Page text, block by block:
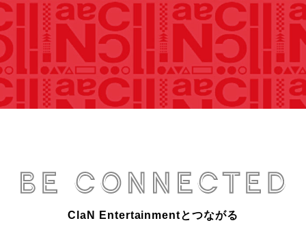
ClaN Entertainmentとつながる